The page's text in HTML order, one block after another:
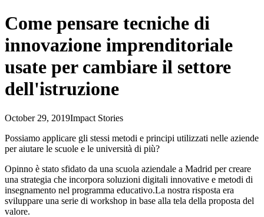
Come pensare tecniche di
innovazione imprenditoriale
usate per cambiare il settore
dell'istruzione
October 29, 2019Impact Stories
Possiamo applicare gli stessi metodi e principi utilizzati nelle aziende
per aiutare le scuole e le università di più?
Opinno è stato sfidato da una scuola aziendale a Madrid per creare
una strategia che incorpora soluzioni digitali innovative e metodi di
insegnamento nel programma educativo.La nostra risposta era
sviluppare una serie di workshop in base alla tela della proposta del
valore.